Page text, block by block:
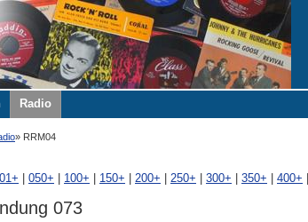
Radio
RRM04
050+ 100+ 150+ 200+ 250+ 300+ 350+ 400+
073